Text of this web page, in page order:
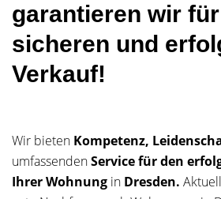
garantieren wir
sicheren und
Verkauf!
Wir bieten Kompetenz,
umfassendenService für den
Ihrer Wohnung in Dresden.